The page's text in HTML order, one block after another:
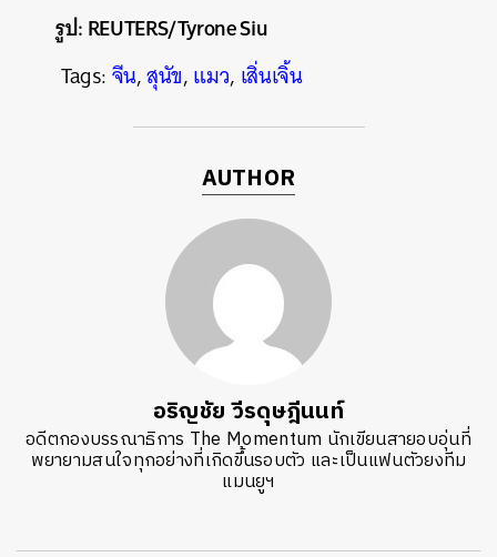
รูป:REUTERS/Tyrone Siu
Tags:จีน,สุนัข,แมว, เสิ่นเจิ้น
AUTHOR
อริญชัย วีรดุษฎีนนท์
อดีตกองบรรณาธิการ The Momentum นักเขียนสายอบอุ่นที่
พยายามสนใจทุกอย่างที่เกิดขึ้นรอบตัว และเป็นแฟนตัวยงทีม
แมนยูฯ